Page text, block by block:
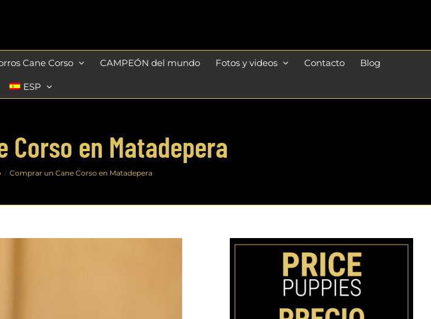
Cane Corso CAMPEÓN del mundo Fotos y videos Contacto Blog
ESP
Corso en Matadepera
Comprar un Cane Corso en Matadepera